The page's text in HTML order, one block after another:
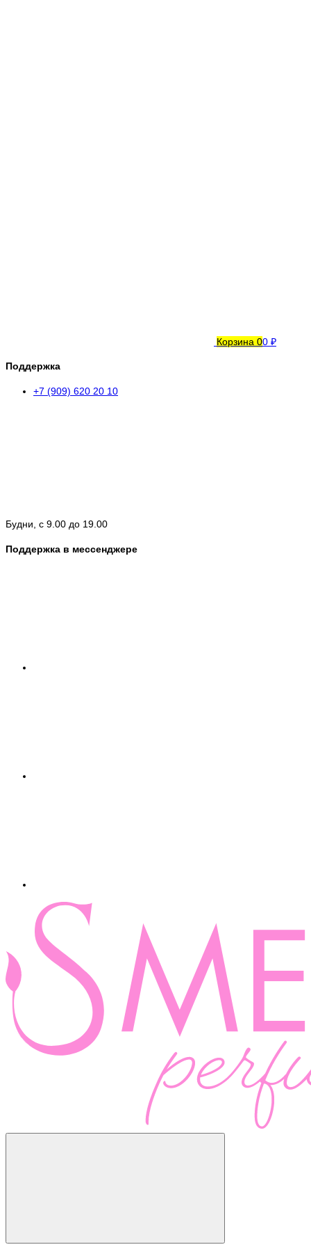
Корзина 00 ₽
Поддержка
+7 (909) 620 20 10
Будни, с 9.00 до 19.00
Поддержка в мессенджере